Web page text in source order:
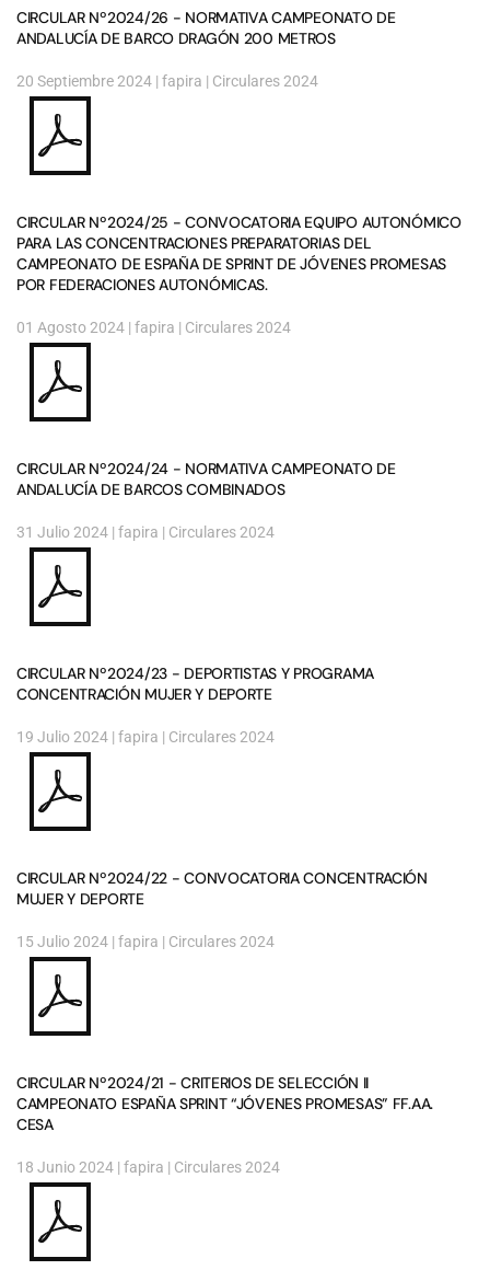
CIRCULAR Nº2024/26 - NORMATIVA CAMPEONATO DE
ANDALUCÍA DE BARCO DRAGÓN 200 METROS
20 Septiembre 2024 | fapira | Circulares 2024
CIRCULAR Nº2024/25 - CONVOCATORIA EQUIPO AUTONÓMICO
PARA LAS CONCENTRACIONES PREPARATORIAS DEL
CAMPEONATO DE ESPAÑA DE SPRINT DE JÓVENES PROMESAS
POR FEDERACIONES AUTONÓMICAS.
01 Agosto 2024 | fapira | Circulares 2024
CIRCULAR Nº2024/24 - NORMATIVA CAMPEONATO DE
ANDALUCÍA DE BARCOS COMBINADOS
31 Julio 2024 | fapira | Circulares 2024
CIRCULAR Nº2024/23 - DEPORTISTAS Y PROGRAMA
CONCENTRACIÓN MUJER Y DEPORTE
19 Julio 2024 | fapira | Circulares 2024
CIRCULAR Nº2024/22 - CONVOCATORIA CONCENTRACIÓN
MUJER Y DEPORTE
15 Julio 2024 | fapira | Circulares 2024
CIRCULAR Nº2024/21 - CRITERIOS DE SELECCIÓN II
CAMPEONATO ESPAÑA SPRINT “JÓVENES PROMESAS” FF.AA.
CESA
18 Junio 2024 | fapira | Circulares 2024